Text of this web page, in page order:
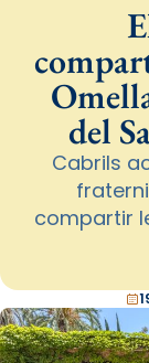
del
Cabrils
compartir